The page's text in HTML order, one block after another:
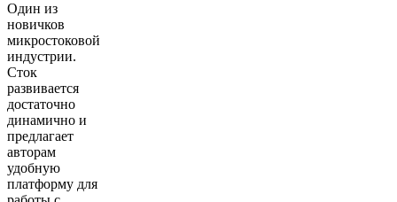
Один из
новичков
микростоковой
индустрии.
Сток
развивается
достаточно
динамично и
предлагает
авторам
удобную
платформу для